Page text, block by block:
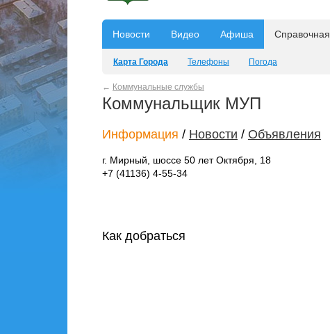
Новости Видео Афиша Справочная
Карта Города Телефоны Погода
← Коммунальные службы
Коммунальщик МУП
Информация / Новости / Объявления
г. Мирный, шоссе 50 лет Октября, 18
+7 (41136) 4-55-34
Как добраться